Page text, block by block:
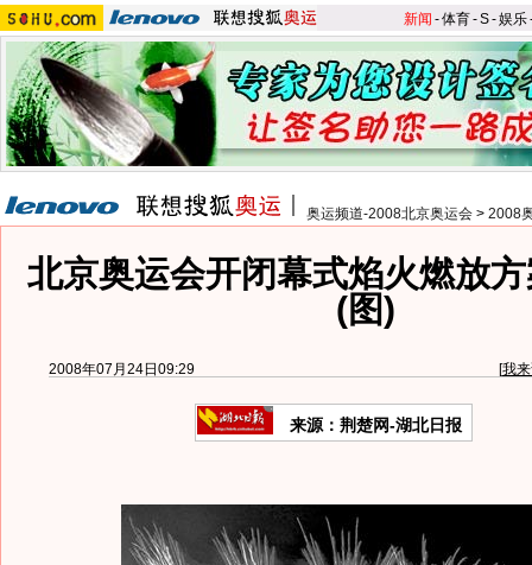
新闻 -体育-S-娱乐
奥运频道-2008北京奥运会 > 2008
北京奥运会开闭幕式焰火燃放
(图)
2008年07月24日09:29 [我
来源：荆楚网-湖北日报